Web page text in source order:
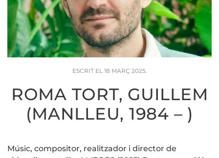
ESCRIT EL 18 MARÇ 2025.
ROMA TORT, GUILLEM
(MANLLEU, 1984 – )
Músic, compositor, realitzador i director de